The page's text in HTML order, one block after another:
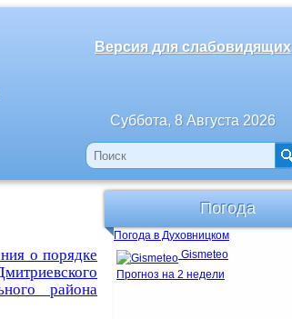
Версия для слабовидящих
Суббота, 8 Августа 2026
о порядке
района
Погода
Погода в Духовницком
Gismeteo
Прогноз на 2 недели